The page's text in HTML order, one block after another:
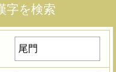
字を検索